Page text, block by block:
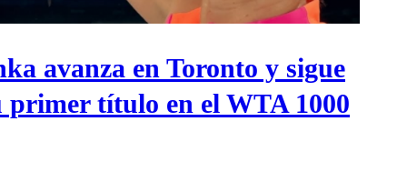
avanza en Toronto y sigue
primer título en el WTA 1000